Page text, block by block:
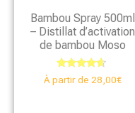
Bambou Spray 500ml
– Distillat d’activation
de bambou Moso
Note
4.46
À partir de 28,00€